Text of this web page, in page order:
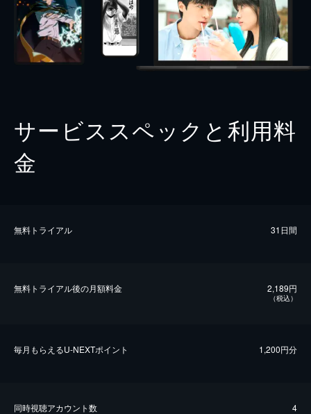
サービススペックと利用料
金
無料トライアル 31日間
無料トライアル後の⽉額料金 2,189円
（税込）
毎⽉もらえるU-NEXTポイント 1,200円分
同時視聴アカウント数 4